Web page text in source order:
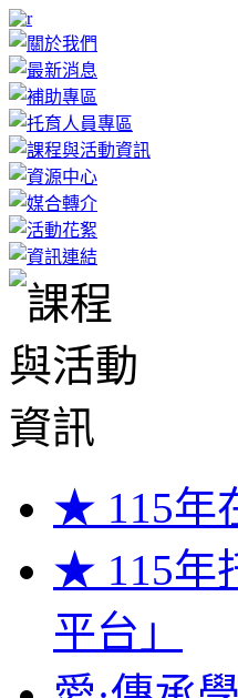
★ 115年
★ 115年
平台」